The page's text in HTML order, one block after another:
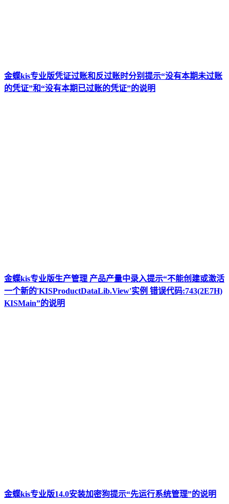
金蝶kis专业版凭证过账和反过账时分别提示“没有本期未过账
的凭证”和“没有本期已过账的凭证”的说明
金蝶kis专业版生产管理 产品产量中录入提示“不能创建或激活
一个新的'KISProductDataLib.View'实例 错误代码:743(2E7H)
KISMain”的说明
金蝶kis专业版14.0安装加密狗提示“先运行系统管理”的说明